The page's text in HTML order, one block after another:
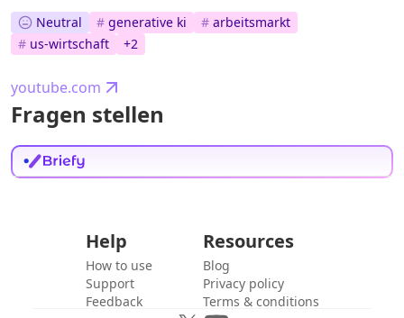
Neutral # generative ki # arbeitsmarkt
# us-wirtschaft +2
youtube.com
Fragen stellen
Help
How to use
Support
Feedback
Resources
Blog
Privacy policy
Terms & conditions